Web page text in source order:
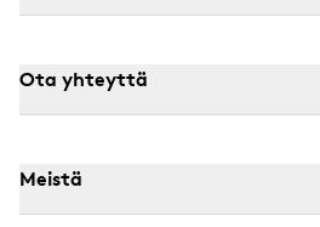
Ota yhteyttä
Meistä